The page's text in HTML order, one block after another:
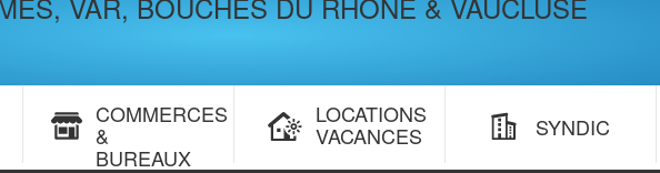
COMMERCES
&
BUREAUX
LOCATIONS
VACANCES SYNDIC